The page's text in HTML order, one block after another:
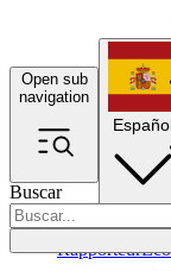
Open sub
navigation
Buscar
Rapporteur